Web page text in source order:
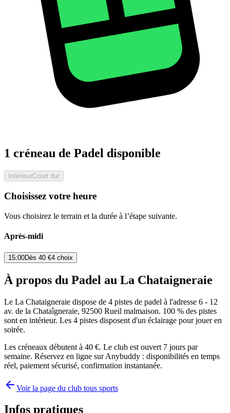
1 créneau de Padel disponible
IntérieurCourt dur
Choisissez votre heure
Vous choisirez le terrain et la durée à l’étape suivante.
Après-midi
15:00Dès 40 €4 choix
À propos du Padel au La Chataigneraie
Le La Chataigneraie dispose de 4 pistes de padel à l'adresse 6 - 12
av. de la Chataîgneraie, 92500 Rueil malmaison. 100 % des pistes
sont en intérieur. Les 4 pistes disposent d'un éclairage pour jouer en
soirée.
Les créneaux débutent à 40 €. Le club est ouvert 7 jours par
semaine. Réservez en ligne sur Anybuddy : disponibilités en temps
réel, paiement sécurisé, confirmation instantanée.
Voir la page du club tous sports
Infos pratiques